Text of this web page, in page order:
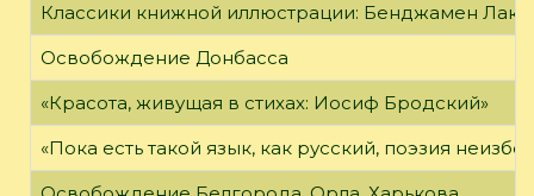
Классики книжной иллюстрации: Бенджамен
Освобождение Донбасса
«Красота, живущая в стихах: Иосиф Бродский»
«Пока есть такой язык, как русский, поэзия